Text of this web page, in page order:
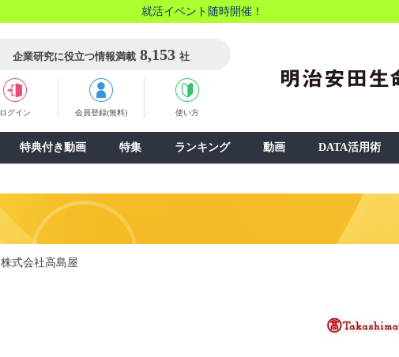
就活イベント随時開催！
企業研究に役立つ情報満載 8,153 社
ログイン 会員登録(無料) 使い方
特典付き動画 特集 ランキング 動画 DATA活用術
株式会社高島屋